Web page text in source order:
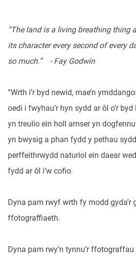
“The land is a living breathing thing
its character every second of every
so much.” - Fay Godwin
“Wrth i’r byd newid, mae’n
oedi i fwyhau’r hyn sydd ar ôl o’r
yn treulio ein holl amser yn
yn bwysig a phan fydd y pethau
perffeithrwydd naturiol ein daear
fydd ar ôl i’w cofio.
Dyna pam rwyf wrth fy modd gyda’r
ffotograffiaeth.
Dyna pam rwy’n tynnu’r ffotograffau